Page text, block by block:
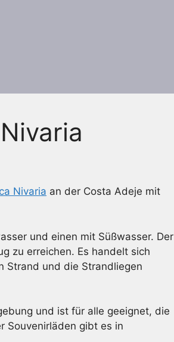
Nivaria an der Costa Adeje mit
und einen mit Süßwasser. Der
zu erreichen. Es handelt sich
Strand und die Strandliegen
und ist für alle geeignet, die
Souvenirläden gibt es in